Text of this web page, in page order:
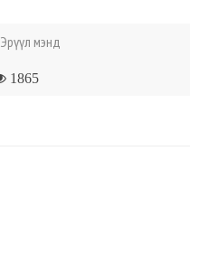
Эрүүл мэнд
1865